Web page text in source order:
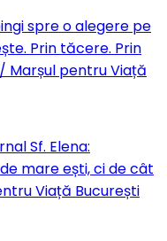
spre o alegere pe
Prin tăcere. Prin
Marșul pentru Viață
Sf. Elena:
mare ești, ci de cât
Viață București